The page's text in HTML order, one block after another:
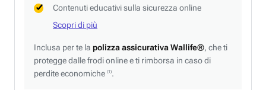
Contenuti educativi sulla sicurezza online
Scopri di più
Inclusa per te la polizza assicurativa Wallife®, che ti
protegge dalle frodi online e ti rimborsa in caso di
perdite economiche (1).